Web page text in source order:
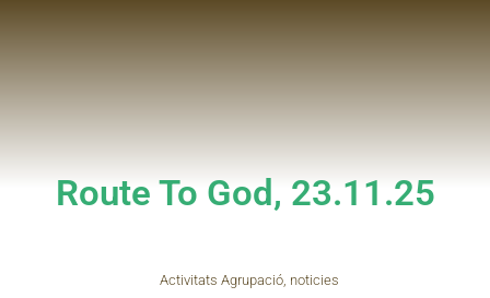
Route To God, 23.11.25
Activitats Agrupació, noticies